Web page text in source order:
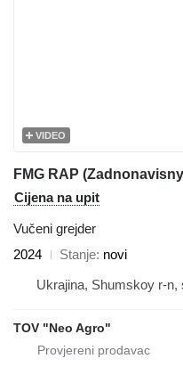
VIDEO
FMG RAP
Cijena na upit
Vučeni grejder
2024
Stanje novi
Ukrajina, Shumskoy r-n,
TOV "Neo Agro"